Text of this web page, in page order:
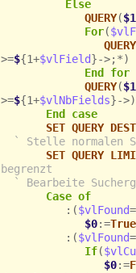
Else
QUERY($1
For(
QUERY
>=${1+$vlField}->;*)
End for
QUERY($1
>=${1+$vlNbFields}->)
End case
SET QUERY
` Stelle normalen
SET QUERY
begrenzt
` Bearbeite
Case of
:($vlFound
$0:=True
:($vlFound
If(
$0:=